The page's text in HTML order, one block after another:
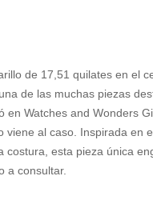
de 17,51 quilates en el
de las muchas piezas
en Watches and Wonders
viene al caso. Inspirada en
costura, esta pieza única
a consultar.